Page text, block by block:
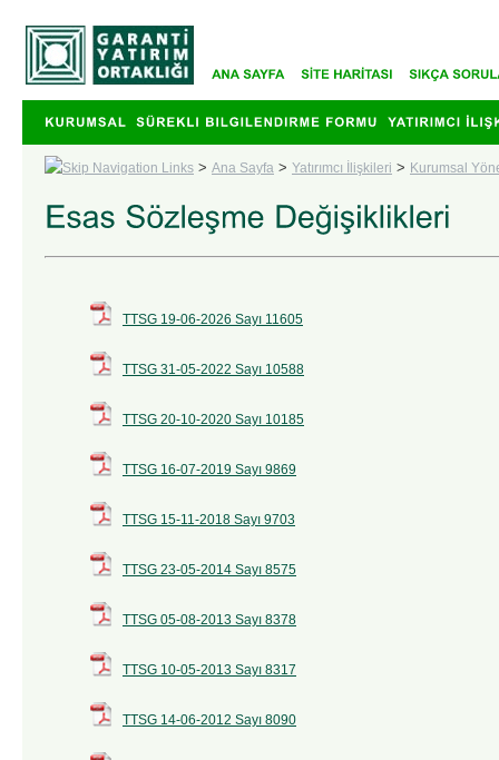
> Ana Sayfa > Yatırımcı İlişkileri > Kurumsal
TTSG 19-06-2026 Sayı 11605
TTSG 31-05-2022 Sayı 10588
TTSG 20-10-2020 Sayı 10185
TTSG 16-07-2019 Sayı 9869
TTSG 15-11-2018 Sayı 9703
TTSG 23-05-2014 Sayı 8575
TTSG 05-08-2013 Sayı 8378
TTSG 10-05-2013 Sayı 8317
TTSG 14-06-2012 Sayı 8090